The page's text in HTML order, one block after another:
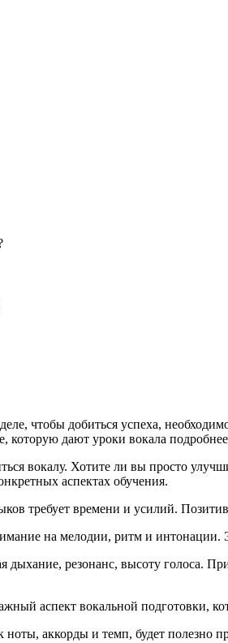
чтобы добиться успеха,
которую дают уроки вокала подробнее
вокалу. Хотите ли вы просто
аспектах обучения.
требует времени и усилий.
на мелодии, ритм и
дыхание, резонанс, высоту голоса.
аспект вокальной подготовки,
аккорды и темп, будет полезно